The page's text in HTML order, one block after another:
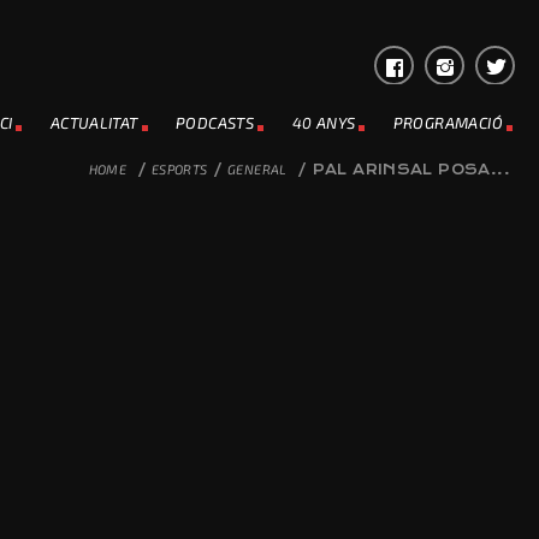
ACTUALITAT PODCASTS 40 ANYS PROGRAMACIÓ
HOME / ESPORTS / GENERAL / PAL ARINSAL POSA...